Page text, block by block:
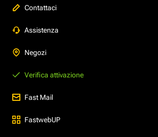
Contattaci
Assistenza
Negozi
Verifica attivazione
Fast Mail
FastwebUP